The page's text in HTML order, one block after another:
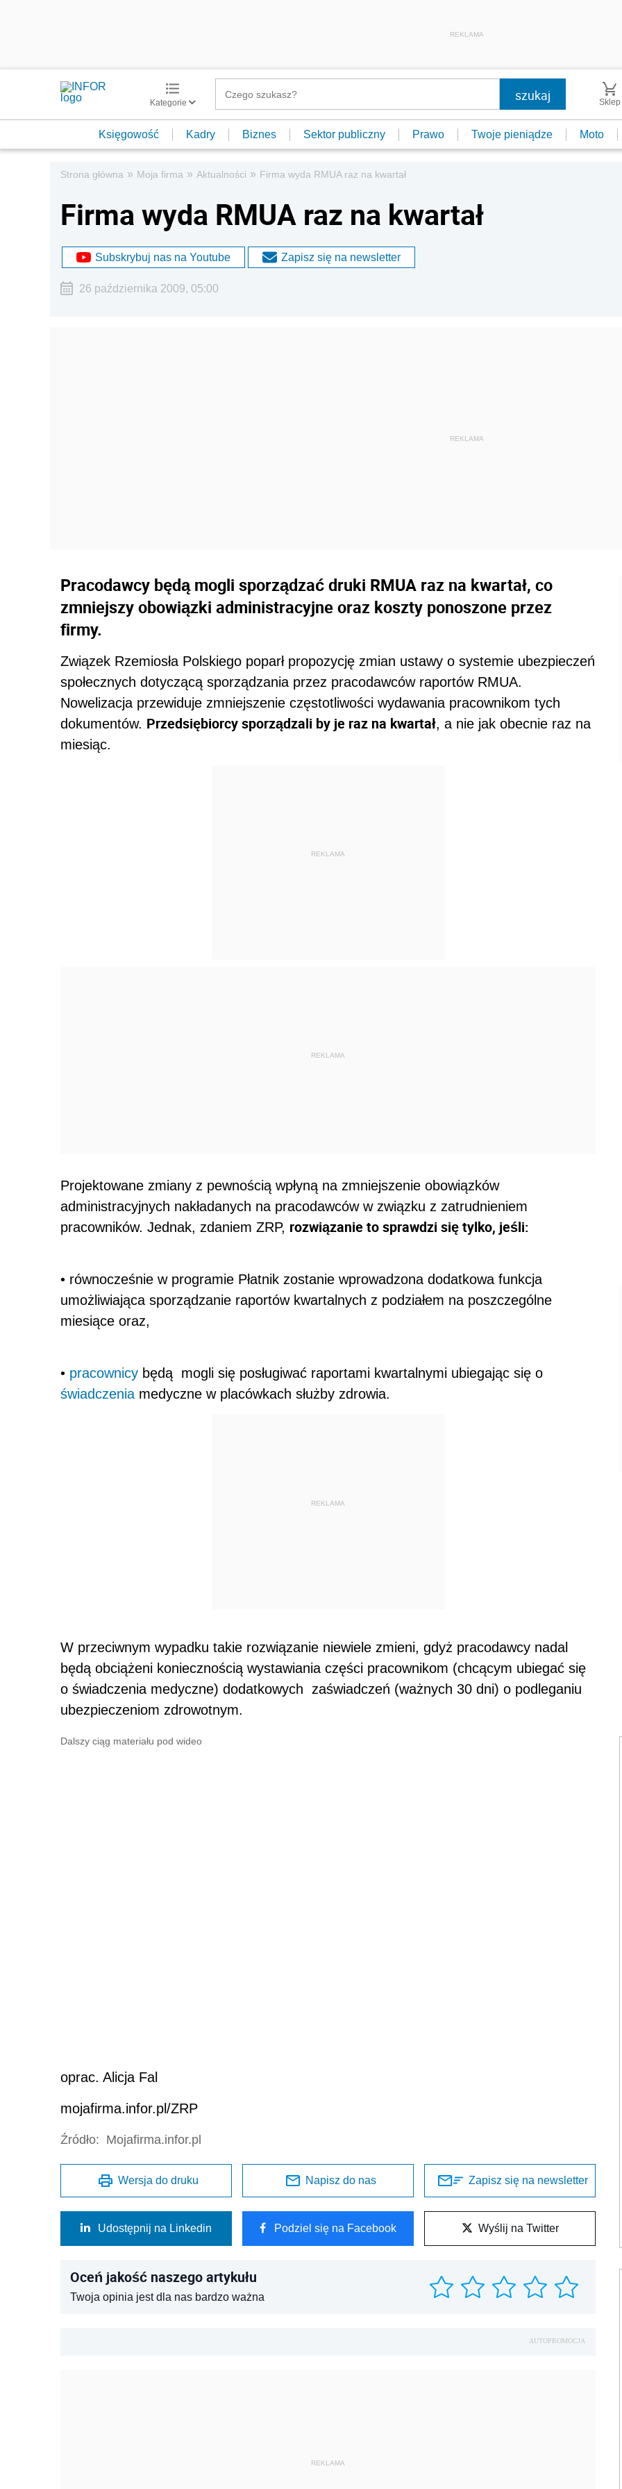
REKLAMA
Kategorie Sklep
Księgowość Kadry Biznes Sektor publiczny Prawo Twoje pieniądze Moto
Strona główna » Moja firma » Aktualności » Firma wyda RMUA raz na kwartał
Firma wyda RMUA raz na kwartał
Subskrybuj nas na Youtube Zapisz się na newsletter
26 października 2009, 05:00
Pracodawcy będą mogli sporządzać druki RMUA raz na kwartał, co
zmniejszy obowiązki administracyjne oraz koszty ponoszone przez
firmy.
Związek Rzemiosła Polskiego poparł propozycję zmian ustawy o systemie ubezpieczeń
społecznych dotyczącą sporządzania przez pracodawców raportów RMUA.
Nowelizacja przewiduje zmniejszenie częstotliwości wydawania pracownikom tych
dokumentów. Przedsiębiorcy sporządzali by je raz na kwartał, a nie jak obecnie raz na
miesiąc.
REKLAMA
REKLAMA
Projektowane zmiany z pewnością wpłyną na zmniejszenie obowiązków
administracyjnych nakładanych na pracodawców w związku z zatrudnieniem
pracowników. Jednak, zdaniem ZRP, rozwiązanie to sprawdzi się tylko, jeśli:
• równocześnie w programie Płatnik zostanie wprowadzona dodatkowa funkcja
umożliwiająca sporządzanie raportów kwartalnych z podziałem na poszczególne
miesiące oraz,
• pracownicy będą mogli się posługiwać raportami kwartalnymi ubiegając się o
świadczenia medyczne w placówkach służby zdrowia.
REKLAMA
W przeciwnym wypadku takie rozwiązanie niewiele zmieni, gdyż pracodawcy nadal
będą obciążeni koniecznością wystawiania części pracownikom (chcącym ubiegać się
o świadczenia medyczne) dodatkowych zaświadczeń (ważnych 30 dni) o podleganiu
ubezpieczeniom zdrowotnym.
Dalszy ciąg materiału pod wideo
oprac. Alicja Fal
mojafirma.infor.pl/ZRP
Źródło: Mojafirma.infor.pl
Wersja do druku Napisz do nas Zapisz się na newsletter
Udostępnij na Linkedin Podziel się na Facebook Wyślij na Twitter
Oceń jakość naszego artykułu
Twoja opinia jest dla nas bardzo ważna
AUTOPROMOCJA
REKLAMA